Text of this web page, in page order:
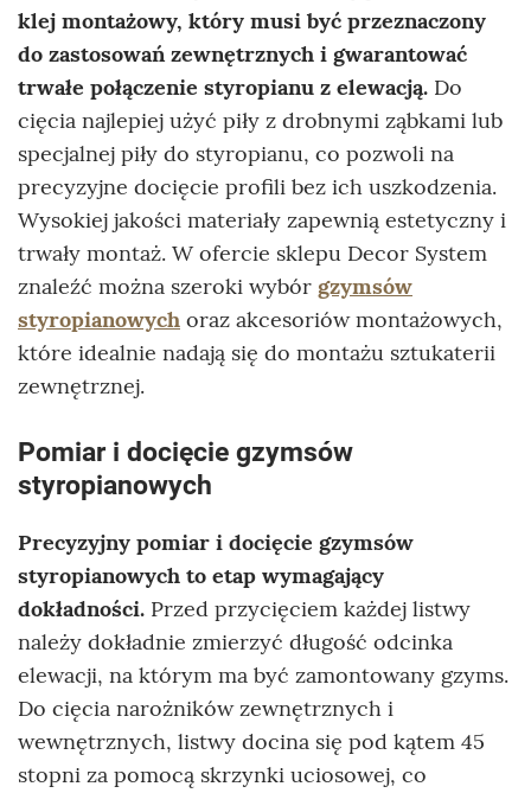
klej montażowy, który musi być przeznaczony
do zastosowań zewnętrznych i gwarantować
trwałe połączenie styropianu z elewacją. Do
cięcia najlepiej użyć piły z drobnymi ząbkami lub
specjalnej piły do styropianu, co pozwoli na
precyzyjne docięcie profili bez ich uszkodzenia.
Wysokiej jakości materiały zapewnią estetyczny i
trwały montaż. W ofercie sklepu Decor System
znaleźć można szeroki wybór gzymsów
styropianowych oraz akcesoriów montażowych,
które idealnie nadają się do montażu sztukaterii
zewnętrznej.
Pomiar i docięcie gzymsów
styropianowych
Precyzyjny pomiar i docięcie gzymsów
styropianowych to etap wymagający
dokładności. Przed przycięciem każdej listwy
należy dokładnie zmierzyć długość odcinka
elewacji, na którym ma być zamontowany gzyms.
Do cięcia narożników zewnętrznych i
wewnętrznych, listwy docina się pod kątem 45
stopni za pomocą skrzynki uciosowej, co